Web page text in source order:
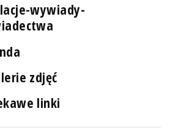
wywiady-
zdjęć
linki